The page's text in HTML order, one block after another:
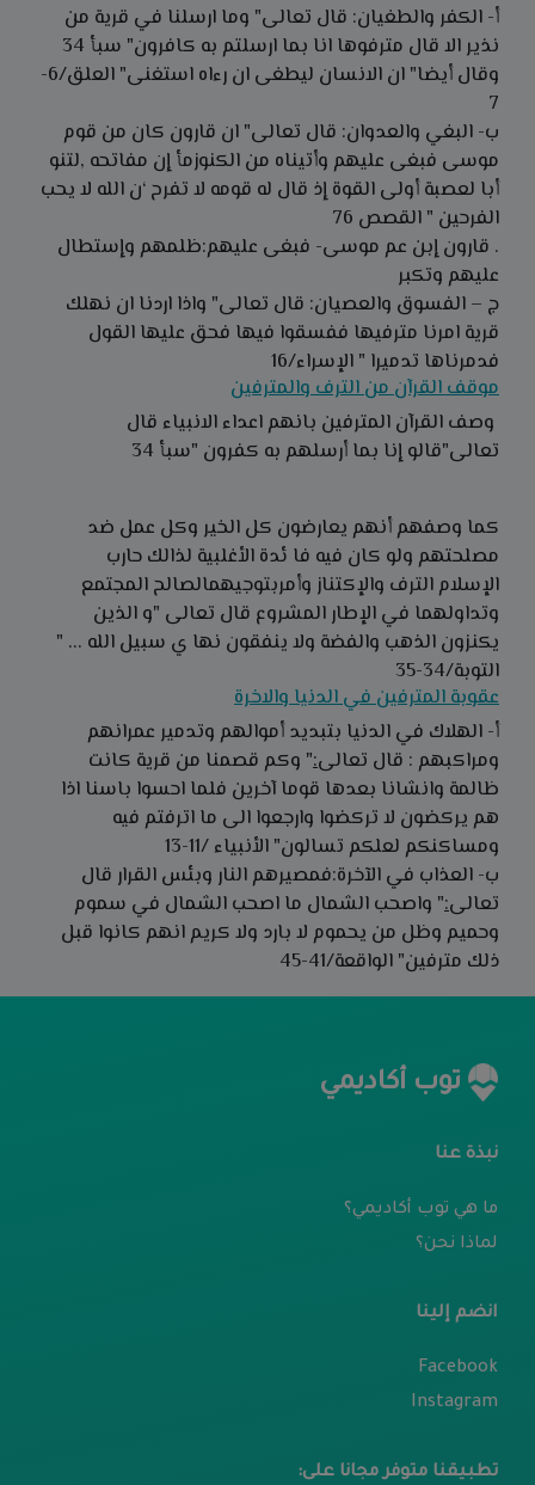
أ- الكفر والطغيان: قال تعالى" وما ارسلنا في قرية من
نذير الا قال مترفوها انا بما ارسلتم به كافرون" سبأ 34
وقال أيضا"
ان الانسان ليطغى ان رءاه استغنى" العلق/6-
7
ب- البغي والعدوان: قال تعالى" ان قارون كان من قوم
موسى فبغى عليهم وأتيناه من الكنوزمأ إن مفاتحه ,لتنو
أبا لعصبة أولى القوة إذ قال له قومه لا تفرح ‘ن الله لا يحب
الفرحين " القصص 76
. قارون إبن عم موسى- فبغى عليهم:ظلمهم وإستطال
عليهم وتكبر
ج – الفسوق والعصيان: قال تعالى" واذا اردنا ان نهلك
قرية امرنا مترفيها ففسقوا فيها فحق عليها القول
فدمرناها تدميرا " الإسراء/16
موقف القرآن من الترف والمترفين
وصف القرآن المترفين بانهم اعداء الانبياء قال
تعالى"قالو إنا بما أرسلهم به كفرون "سبأ 34
كما وصفهم أنهم يعارضون كل الخير وكل عمل ضد
مصلحتهم ولو كان فيه فا ئدة الأغلبية لذالك حارب
الإسلامالترف والإكتناز وأمربتوجيهمالصالح المجتمع
وتداولهما في الإطار المشروع قال تعالى "و الذين
يكنزون الذهب والفضة ولا ينفقون نها ي سبيل الله ... "
التوبة/34-35
عقوبة المترفين في الدنيا والاخرة
أ- الهلاك في الدنيا بتبديد أموالهم وتدمير عمرانهم
ومراكبهم : قال تعالى:" وكم قصمنا من قرية كانت
ظالمة وانشانا بعدها قوما آخرين فلما احسوا باسنا اذا
هم يركضون لا تركضوا وارجعوا الى ما اترفتم فيه
ومساكنكم لعلكم تسالون" الأنبياء /11-13
ب- العذاب في الآخرة:فمصيرهم النار وبئس القرار قال
تعالى:" واصحب الشمال ما اصحب الشمال في سموم
وحميم وظل من يحموم لا بارد ولا كريم انهم كانوا قبل
ذلك مترفين" الواقعة/41-45
توب أكاديمي
نبذة عنا
ما هي توب أكاديمي؟
لماذا نحن؟
انضم إلينا
Facebook
Instagram
تطبيقنا متوفر مجانا على: